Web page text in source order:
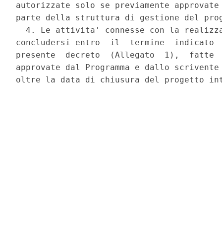
autorizzate solo se previamente
parte della struttura di gestione del
4. Le attivita' connesse con la
concludersi entro  il  termine  indicato
presente  decreto  (Allegato  1),  fatte
approvate dal Programma e dallo